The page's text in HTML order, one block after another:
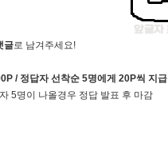
글로 남겨주세요!
/ 정답자 선착순 5명에게 20P씩 지급
5명이 나올경우 정답 발표 후 마감